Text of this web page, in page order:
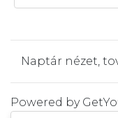
Naptár nézet,
Powered by